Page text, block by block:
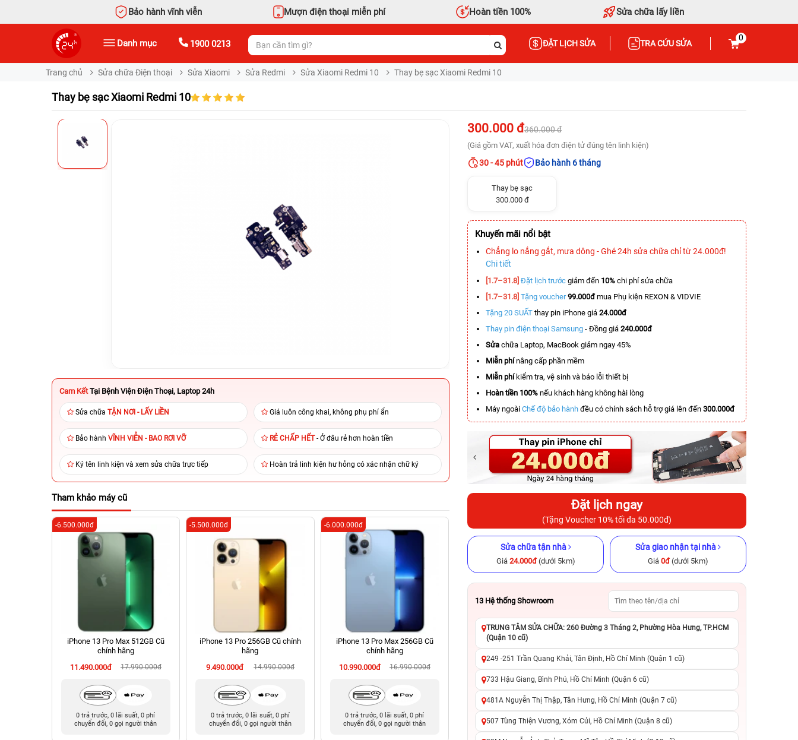
Bảo hành vĩnh viễn Mượn điện thoại miễn phí Hoàn tiền 100% Sửa chữa lấy liền
Danh mục 1900 0213 ĐẶT LỊCH SỬA TRA CỨU SỬA
0
Trang chủ Sửa chữa Điện thoại Sửa Xiaomi Sửa Redmi Sửa Xiaomi Redmi 10 Thay bẹ sạc Xiaomi Redmi 10
Thay bẹ sạc Xiaomi Redmi 10
Cam Kết Tại Bệnh Viện Điện Thoại, Laptop 24h
Sửa chữa TẬN NƠI - LẤY LIỀN Giá luôn công khai, không phụ phí ẩn
Bảo hành VĨNH VIỄN - BAO RƠI VỠ RẺ CHẤP HẾT- Ở đâu rẻ hơn hoàn tiền
Ký tên linh kiện và xem sửa chữa trực tiếp Hoàn trả linh kiện hư hỏng có xác nhận chữ ký
Tham khảo máy cũ
iPhone 13 Pro Max 512GB Cũ
chính hãng
11.490.000đ
17.990.000đ
-6.500.000đ
0 trả trước, 0 lãi suất, 0 phí
chuyển đổi, 0 gọi người thân
iPhone 13 Pro 256GB Cũ chính
hãng
9.490.000đ
14.990.000đ
-5.500.000đ
0 trả trước, 0 lãi suất, 0 phí
chuyển đổi, 0 gọi người thân
iPhone 13 Pro Max 256GB Cũ
chính hãng
10.990.000đ
16.990.000đ
-6.000.000đ
0 trả trước, 0 lãi suất, 0 phí
chuyển đổi, 0 gọi người thân
iPhone 12 256GB Cũ chính hãng
6.990.000đ 12.790.000đ
-5.800.000đ
Giảm đến 200.000đ khi trả góp
qua Kredivo
4.090.000đ 9.990.000đ
-5.900.000đ
chuyển đổi, 0 gọi người thân
-5.500.000đ
300.000 đ360.000 đ
(Giá gồm VAT, xuất hóa đơn điện tử đúng tên linh kiện)
30 - 45 phút Bảo hành 6 tháng
Thay bẹ sạc
300.000 đ
Khuyến mãi nổi bật
Chẳng lo nắng gắt, mưa dông - Ghé 24h sửa chữa chỉ từ 24.000đ!
Chi tiết
[1.7–31.8] Đặt lịch trước giảm đến 10% chi phí sửa chữa
[1.7–31.8] Tặng voucher 99.000đmua Phụ kiện REXON & VIDVIE
Tặng 20 SUẤT thay pin iPhone giá 24.000đ
Thay pin điện thoại Samsung - Đồng giá 240.000đ
Sửa chữa Laptop, MacBook giảm ngay 45%
Miễn phínâng cấp phần mềm
Miễn phíkiểm tra, vệ sinh và báo lỗi thiết bị
Hoàn tiền 100% nếu khách hàng không hài lòng
Máy ngoài Chế độ bảo hành đều có chính sách hỗ trợ giá lên đến 300.000đ
Đặt lịch ngay
(Tặng Voucher 10% tối đa 50.000đ)
Sửa chữa tận nhà
Giá 24.000đ(dưới 5km)
Sửa giao nhận tại nhà
Giá 0đ(dưới 5km)
13 Hệ thống Showroom
TRUNG TÂM SỬA CHỮA: 260 Đường 3 Tháng 2, Phường Hòa Hưng, TP.HCM
(Quận 10 cũ)
249 -251 Trần Quang Khải, Tân Định, Hồ Chí Minh (Quận 1 cũ)
733 Hậu Giang, Bình Phú, Hồ Chí Minh (Quận 6 cũ)
481A Nguyễn Thị Thập, Tân Hưng, Hồ Chí Minh (Quận 7 cũ)
507 Tùng Thiện Vương, Xóm Củi, Hồ Chí Minh (Quận 8 cũ)